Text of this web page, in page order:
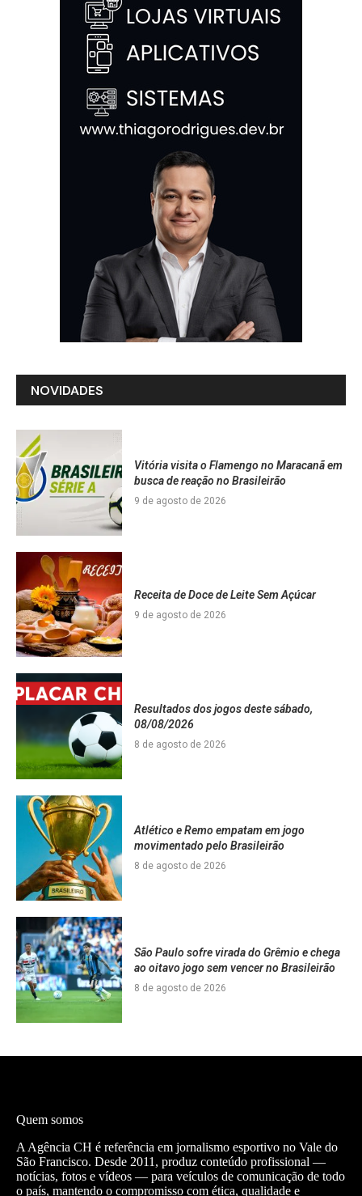
NOVIDADES
Vitória visita o Flamengo no Maracanã em
busca de reação no Brasileirão
9 de agosto de 2026
Receita de Doce de Leite Sem Açúcar
9 de agosto de 2026
Resultados dos jogos deste sábado,
08/08/2026
8 de agosto de 2026
Atlético e Remo empatam em jogo
movimentado pelo Brasileirão
8 de agosto de 2026
São Paulo sofre virada do Grêmio e chega
ao oitavo jogo sem vencer no Brasileirão
8 de agosto de 2026
Quem somos
A Agência CH é referência em jornalismo esportivo no Vale do
São Francisco. Desde 2011, produz conteúdo profissional —
notícias, fotos e vídeos — para veículos de comunicação de todo
o país, mantendo o compromisso com ética, qualidade e